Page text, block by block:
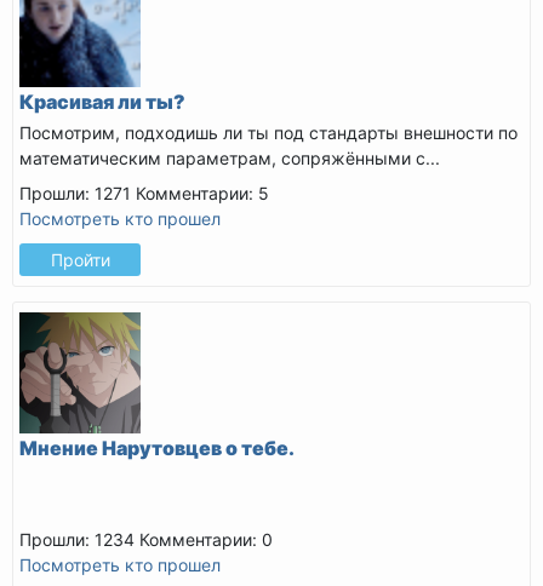
Красивая ли ты?
Посмотрим, подходишь ли ты под стандарты внешности по
математическим параметрам, сопряжёнными с...
Прошли: 1271 Комментарии: 5
Посмотреть кто прошел
Пройти
Мнение Нарутовцев о тебе.
Прошли: 1234 Комментарии: 0
Посмотреть кто прошел